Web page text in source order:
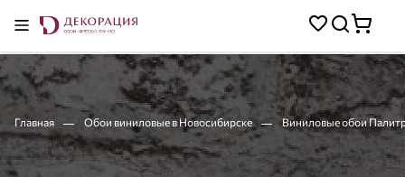
Главная Обои виниловые в Новосибирске Виниловые обои